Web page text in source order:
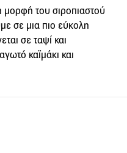
του σιροπιαστού
σε μια πιο εύκολη
σε ταψί και
καϊμάκι και